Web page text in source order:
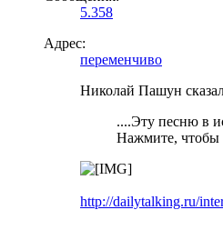
5.358
Адрес:
переменчиво
Николай Пашун
....Эту песню в
Нажмите, чтобы
http://dailytalking.ru/